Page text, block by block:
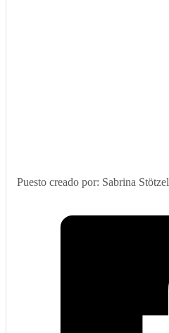
Puesto creado por: Sabrina Stötzel